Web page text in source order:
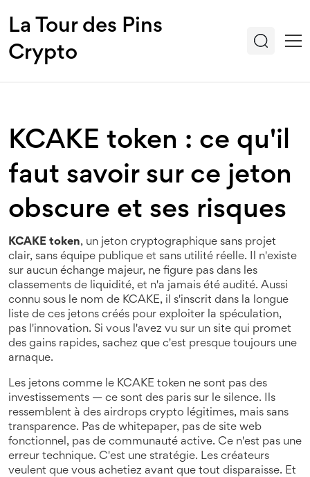
La Tour des Pins
Crypto
KCAKE token : ce qu'il
faut savoir sur ce jeton
obscure et ses risques
KCAKE token, un jeton cryptographique sans projet
clair, sans équipe publique et sans utilité réelle. Il n'existe
sur aucun échange majeur, ne figure pas dans les
classements de liquidité, et n'a jamais été audité. Aussi
connu sous le nom de KCAKE, il s'inscrit dans la longue
liste de ces jetons créés pour exploiter la spéculation,
pas l'innovation. Si vous l'avez vu sur un site qui promet
des gains rapides, sachez que c'est presque toujours une
arnaque.
Les jetons comme le KCAKE token ne sont pas des
investissements — ce sont des paris sur le silence. Ils
ressemblent à des airdrops crypto légitimes, mais sans
transparence. Pas de whitepaper, pas de site web
fonctionnel, pas de communauté active. Ce n'est pas une
erreur technique. C'est une stratégie. Les créateurs
veulent que vous achetiez avant que tout disparaisse. Et